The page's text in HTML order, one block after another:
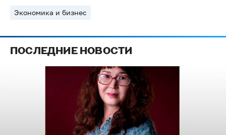
Экономика и бизнес
ПОСЛЕДНИЕ НОВОСТИ